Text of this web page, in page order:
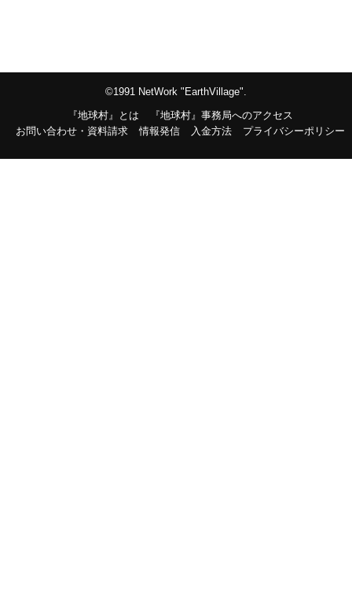
©1991 NetWork "EarthVillage".
『地球村』とは
『地球村』事務局へのアクセス
お問い合わせ・資料請求
情報発信 入金方法 プライバシーポリシー